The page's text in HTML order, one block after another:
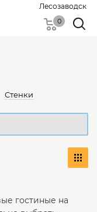
Лесозаводск
0
Стенки
гостиные на